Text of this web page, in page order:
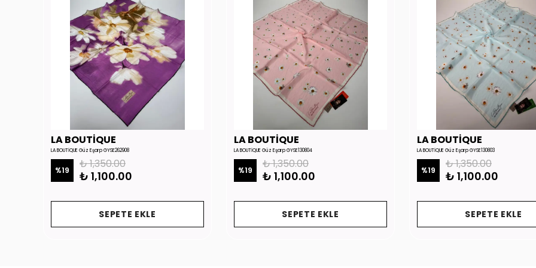
LA BOUTİQUE
LA BOUTİQUE Güz Eşarp GYSE262908
%19 ₺ 1,350.00
₺ 1,100.00
SEPETE EKLE
LA BOUTİQUE
LA BOUTİQUE Güz Eşarp GYSE130804
%19 ₺ 1,350.00
₺ 1,100.00
SEPETE EKLE
LA BOUTİQUE
LA BOUTİQUE Güz Eşarp GYSE130803
%19 ₺ 1,350.00
₺ 1,100.00
SEPETE EKLE